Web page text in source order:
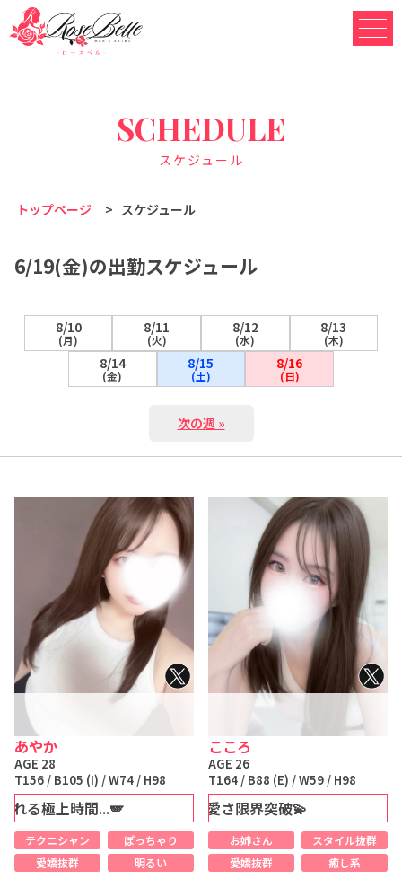
スケジュール
SCHEDULE
トップページ > スケジュール
6/19(金)の出勤スケジュール
8/10
(月)
8/11
(火)
8/12
(水)
8/13
(木)
8/14
(金)
8/15
(土)
8/16
(日)
次の週 »
あやか
AGE 28
T156 / B105 (I) / W74 / H98
る極上時間...🪽
テクニシャン
ぽっちゃり
愛嬌抜群
明るい
こころ
AGE 26
T164 / B88 (E) / W59 / H98
極施術×癒しの可愛さ限界突破💫
お姉さん
スタイル抜群
愛嬌抜群
癒し系